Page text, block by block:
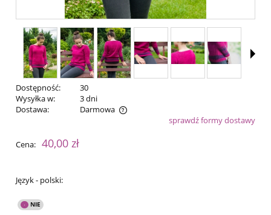
Dostępność:
30
Wysyłka w:
3 dni
Dostawa:
Darmowa
Cena nie zawiera ewentualnych kosztów płatnościsprawdź formy dostawy
Cena: 40,00 zł
Język - polski: